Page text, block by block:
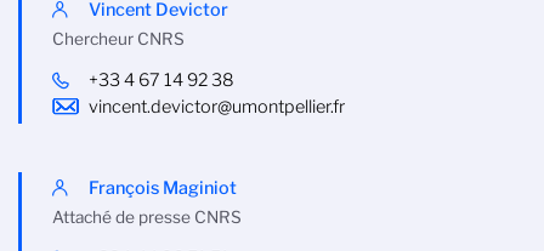
Vincent Devictor
Chercheur CNRS
+33 4 67 14 92 38
vincent.devictor@umontpellier.fr
François Maginiot
Attaché de presse CNRS